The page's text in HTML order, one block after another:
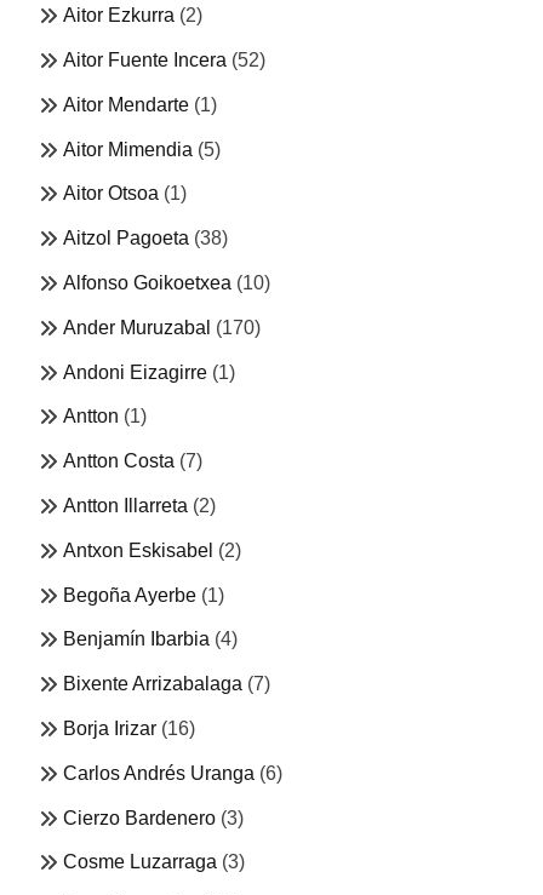
Aitor Ezkurra (2)
Aitor Fuente Incera (52)
Aitor Mendarte (1)
Aitor Mimendia (5)
Aitor Otsoa (1)
Aitzol Pagoeta (38)
Alfonso Goikoetxea (10)
Ander Muruzabal (170)
Andoni Eizagirre (1)
Antton (1)
Antton Costa (7)
Antton Illarreta (2)
Antxon Eskisabel (2)
Begoña Ayerbe (1)
Benjamín Ibarbia (4)
Bixente Arrizabalaga (7)
Borja Irizar (16)
Carlos Andrés Uranga (6)
Cierzo Bardenero (3)
Cosme Luzarraga (3)